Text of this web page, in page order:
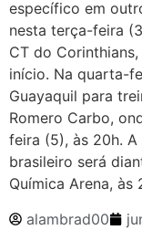
específico em
nesta terça-feira
CT do
início. Na quarta-
Guayaquil para
Romero Carbo,
feira (5), às 20h.
brasileiro será
Química Arena, às
alambrad00